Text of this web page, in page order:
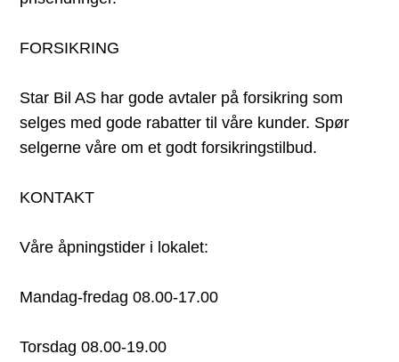
FORSIKRING
Star Bil AS har gode avtaler på forsikring som
selges med gode rabatter til våre kunder. Spør
selgerne våre om et godt forsikringstilbud.
KONTAKT
Våre åpningstider i lokalet:
Mandag-fredag 08.00-17.00
Torsdag 08.00-19.00